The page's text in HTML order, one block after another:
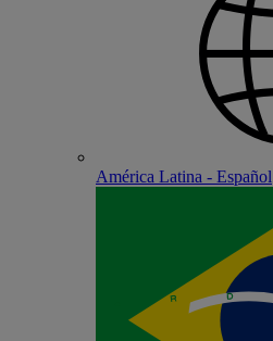
América Latina - Español